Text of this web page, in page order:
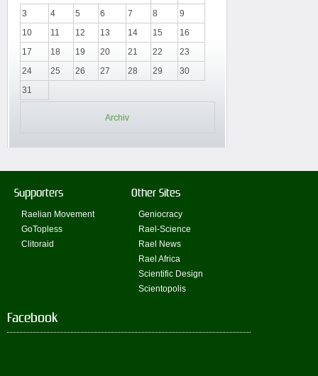
3
4 5 6 7 8
9
10
11 12 13 14 15
16
17
18 19 20 21 22
23
24
25 26 27 28 29
30
31
Archiv
Supporters
Raelian Movement
GoTopless
Clitoraid
Other Sites
Geniocracy
Rael-Science
Rael News
Rael Africa
Scientific Design
Scientopolis
Facebook